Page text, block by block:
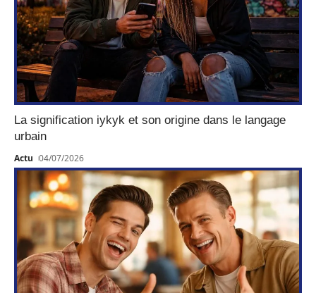
La signification iykyk et son origine dans le langage
urbain
Actu 04/07/2026